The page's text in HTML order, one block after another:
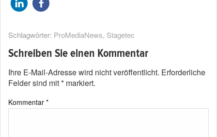
Schlagwörter: ProMediaNews, Stagetec
Schreiben Sie einen Kommentar
Ihre E-Mail-Adresse wird nicht veröffentlicht. Erforderliche
Felder sind mit* markiert.
Kommentar *